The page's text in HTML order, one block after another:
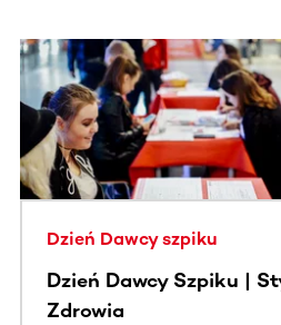
Ta sekcja zawiera treści
Dzień Dawcy szpiku
Dzień Dawcy Szpiku |
Zdrowia